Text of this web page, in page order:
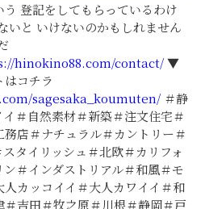
登記をしてもらっているわけ
と いけないのかもしれません
hinokino88.com/contact/▼
コチラ
sagesaka_koumuten/ ＃静
＃自然素材＃新築＃注文住宅＃
店＃ナチュラル＃カントリー＃
タイリッシュ＃北欧＃カリフォ
＃インダストリアル＃和風＃モ
カッコイイ＃大人カワイイ＃和
吉田＃牧之原＃川根＃静岡＃戸